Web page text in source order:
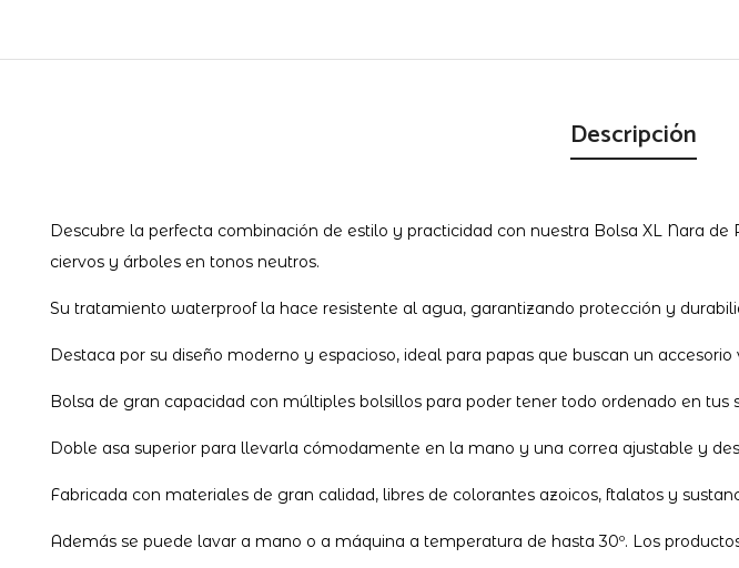
Descripción
Descubre la perfecta combinación de estilo y practicidad con nuestra Bolsa XL Nara
ciervos y árboles en tonos neutros.
Su tratamiento waterproof la hace resistente al agua, garantizando protección y
Destaca por su diseño moderno y espacioso, ideal para papas que buscan un accesorio
Bolsa de gran capacidad con múltiples bolsillos para poder tener todo ordenado en
Doble asa superior para llevarla cómodamente en la mano y una correa ajustable y
Fabricada con materiales de gran calidad, libres de colorantes azoicos, ftalatos y
Además se puede lavar a mano o a máquina a temperatura de hasta 30º. Los